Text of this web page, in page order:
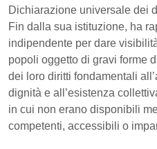
Dichiarazione universale dei
Fin dalla sua istituzione, ha
indipendente per dare
popoli oggetto di gravi forme
dei loro diritti fondamentali
dignità e all’esistenza
in cui non erano disponibili
competenti, accessibili o